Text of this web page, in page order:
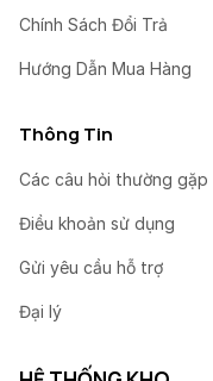
Chính Sách Đổi Trả
Hướng Dẫn Mua Hàng
Thông Tin
Các câu hỏi thường gặp
Điều khoản sử dụng
Gửi yêu cầu hỗ trợ
Đại lý